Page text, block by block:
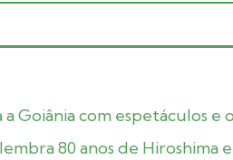
Goiânia com espetáculos e
80 anos de Hiroshima